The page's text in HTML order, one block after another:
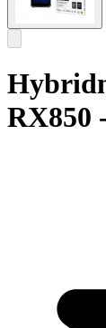
RX850